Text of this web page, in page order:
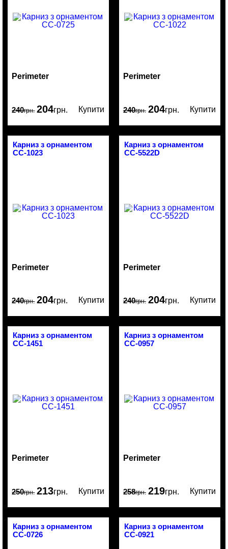
Perimeter
240грн. 204грн. Купити
Perimeter
240грн. 204грн. Купити
Карниз з орнаментом
CC-1023
Perimeter
240грн. 204грн. Купити
Карниз з орнаментом
CC-5522D
Perimeter
240грн. 204грн. Купити
Карниз з орнаментом
CC-1451
Perimeter
250грн. 213грн. Купити
Карниз з орнаментом
CC-0957
Perimeter
258грн. 219грн. Купити
Карниз з орнаментом
CC-0726
Карниз з орнаментом
CC-0921